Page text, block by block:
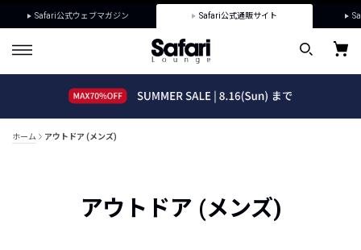
Safari公式ウェブマガジン Safari公式通販サイト
ホーム アウトドア (メンズ)
アウトドア (メンズ)